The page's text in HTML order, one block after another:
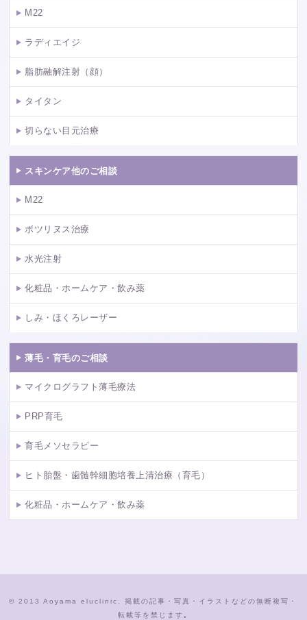
M22
ラディエイジ
脂肪融解注射（顔）
タイタン
切らない目元治療
スキンケア他のご相談
M22
ボツリヌス治療
水光注射
化粧品・ホームケア・飲み薬
しみ・ほくろレーザー
薄毛・育毛のご相談
マイクログラフト薄毛療法
PRP育毛
育毛メソセラピー
ヒト胎盤・歯髄幹細胞培養上清治療（育毛）
化粧品・ホームケア・飲み薬
© 2013 Aoyama eluclinic. 掲載の記事・写真・イラストなどの無断複写・
転載等を禁じます｡